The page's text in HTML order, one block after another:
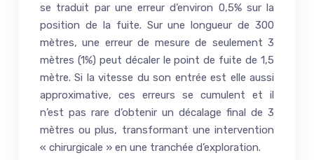
se traduit par une erreur d’environ 0,5% sur la
position de la fuite. Sur une longueur de 300
mètres, une erreur de mesure de seulement 3
mètres (1%) peut décaler le point de fuite de 1,5
mètre. Si la vitesse du son entrée est elle aussi
approximative, ces erreurs se cumulent et il
n’est pas rare d’obtenir un décalage final de 3
mètres ou plus, transformant une intervention
« chirurgicale » en une tranchée d’exploration.